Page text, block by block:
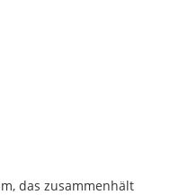
das zusammenhält